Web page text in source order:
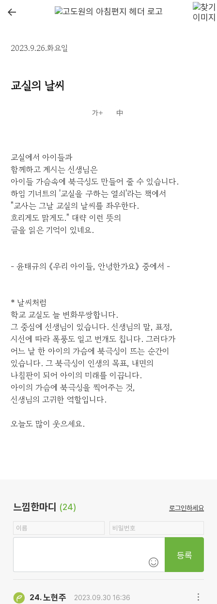
←
2023.9.26.화요일
교실의 날씨
교실에서 아이들과
함께하고 계시는 선생님은
아이들 가슴속에 북극성도 만들어 줄 수 있습니다.
하임 기너트의 '교실을 구하는 열쇠'라는 책에서
"교사는 그날 교실의 날씨를 좌우한다.
흐리게도 맑게도." 대략 이런 뜻의
글을 읽은 기억이 있네요.
- 윤태규의 《우리 아이들, 안녕한가요》 중에서 -
* 날씨처럼
학교 교실도 늘 변화무쌍합니다.
그 중심에 선생님이 있습니다. 선생님의 말, 표정,
시선에 따라 폭풍도 일고 번개도 칩니다. 그러다가
어느 날 한 아이의 가슴에 북극성이 뜨는 순간이
있습니다. 그 북극성이 인생의 목표, 내면의
나침판이 되어 아이의 미래를 이끕니다.
아이의 가슴에 북극성을 찍어주는 것,
선생님의 고귀한 역할입니다.
오늘도 많이 웃으세요.
느낌한마디 (24) 로그인하세요
등록
24.노현주 2023.09.30 16:36